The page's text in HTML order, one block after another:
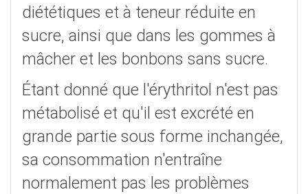
diététiques et à teneur réduite en
sucre, ainsi que dans les gommes à
mâcher et les bonbons sans sucre.
Étant donné que l'érythritol n'est pas
métabolisé et qu'il est excrété en
grande partie sous forme inchangée,
sa consommation n'entraîne
normalement pas les problèmes